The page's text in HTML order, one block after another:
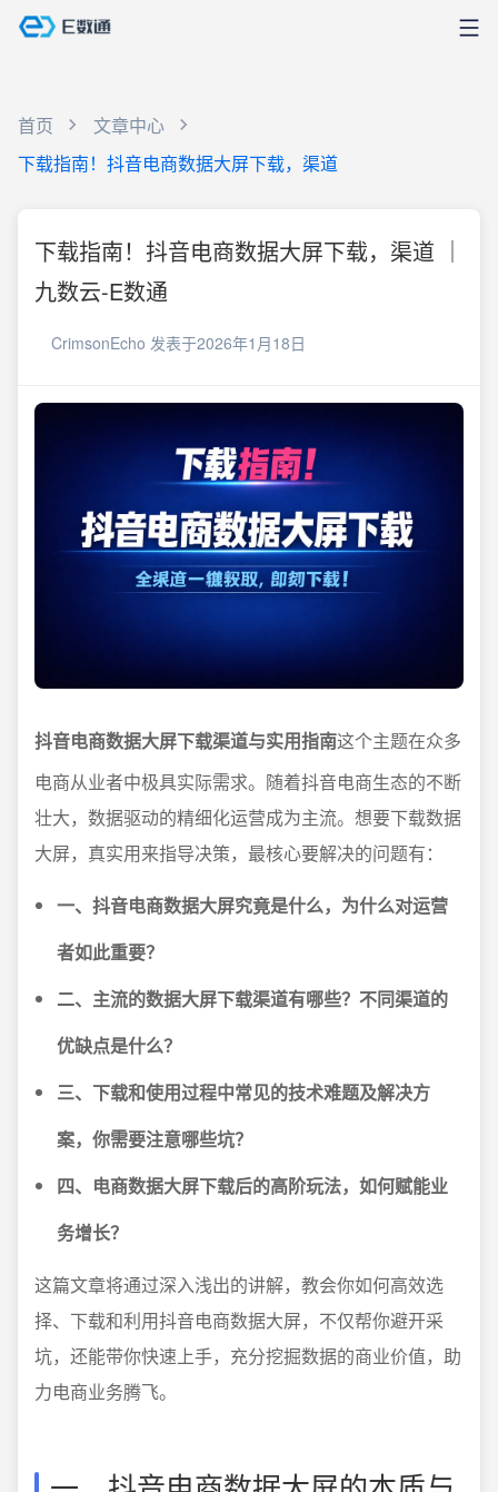
首页
文章中心
下载指南！抖音电商数据大屏下载，渠道
下载指南！抖音电商数据大屏下载，渠道 ｜
九数云-E数通
CrimsonEcho 发表于2026年1月18日
抖音电商数据大屏下载渠道与实用指南这个主题在众多
电商从业者中极具实际需求。随着抖音电商生态的不断
壮大，数据驱动的精细化运营成为主流。想要下载数据
大屏，真实用来指导决策，最核心要解决的问题有：
一、抖音电商数据大屏究竟是什么，为什么对运营
者如此重要？
二、主流的数据大屏下载渠道有哪些？不同渠道的
优缺点是什么？
三、下载和使用过程中常见的技术难题及解决方
案，你需要注意哪些坑？
四、电商数据大屏下载后的高阶玩法，如何赋能业
务增长？
这篇文章将通过深入浅出的讲解，教会你如何高效选
择、下载和利用抖音电商数据大屏，不仅帮你避开采
坑，还能带你快速上手，充分挖掘数据的商业价值，助
力电商业务腾飞。